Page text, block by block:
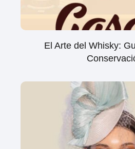
El Arte del Whisky: